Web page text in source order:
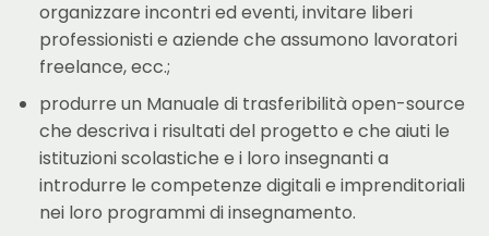
organizzare incontri ed eventi, invitare liberi
professionisti e aziende che assumono lavoratori
freelance, ecc.;
produrre un Manuale di trasferibilità open-source
che descriva i risultati del progetto e che aiuti le
istituzioni scolastiche e i loro insegnanti a
introdurre le competenze digitali e imprenditoriali
nei loro programmi di insegnamento.